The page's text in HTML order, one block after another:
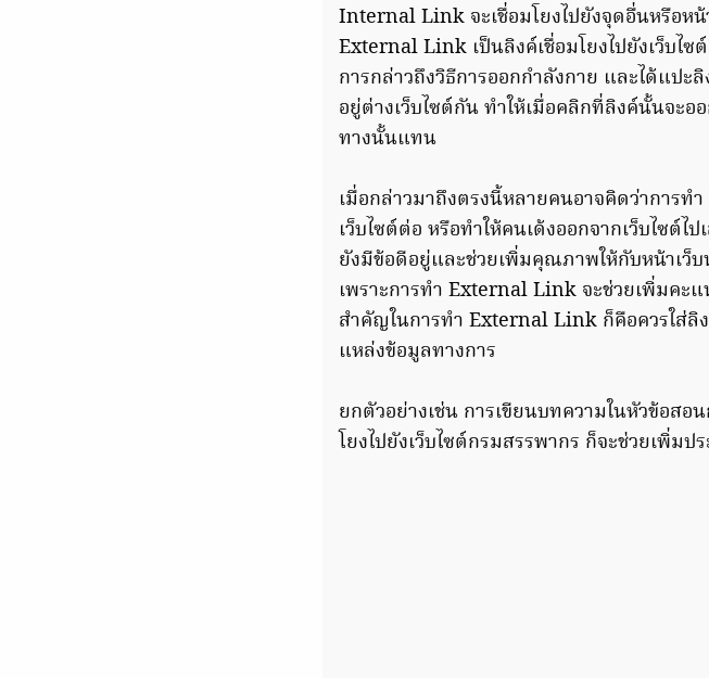
Internal Link จะเชื่อมโยงไปยังจุดอื่นหรือห
External Link เป็นลิงค์เชื่อมโยงไปยังเว็บไ
การกล่าวถึงวิธีการออกกำลังกาย และได้แปะ
อยู่ต่างเว็บไซต์กัน ทำให้เมื่อคลิกที่ลิงค์นั้นจะอ
ทางนั้นแทน
เมื่อกล่าวมาถึงตรงนี้หลายคนอาจคิดว่าการท
เว็บไซต์ต่อ หรือทำให้คนเด้งออกจากเว็บไซต์
ยังมีข้อดีอยู่และช่วยเพิ่มคุณภาพให้กับหน้าเว็
เพราะการทำ External Link จะช่วยเพิ่มคะ
สำคัญในการทำ External Link ก็คือควรใส่ลิ
แหล่งข้อมูลทางการ
ยกตัวอย่างเช่น การเขียนบทความในหัวข้อส
โยงไปยังเว็บไซต์กรมสรรพากร ก็จะช่วยเพิ่มป